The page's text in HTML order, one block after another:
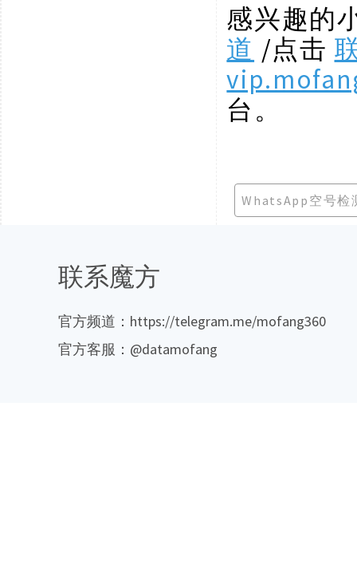
感兴趣的
道 /点击
台。
WhatsApp空号检
联系魔方
官方频道：https://telegram.me/mofang360
官方客服：@datamofang